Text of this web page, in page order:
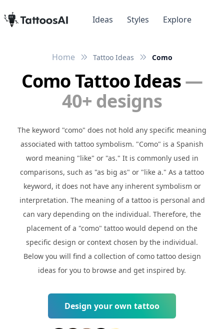
Ideas Styles Explore
Home Tattoo Ideas Como
Como Tattoo Ideas—
40+ designs
The keyword "como" does not hold any specific meaning
associated with tattoo symbolism. "Como" is a Spanish
word meaning "like" or "as." It is commonly used in
comparisons, such as "as big as" or "like a." As a tattoo
keyword, it does not have any inherent symbolism or
interpretation. The meaning of a tattoo is personal and
can vary depending on the individual. Therefore, the
placement of a "como" tattoo would depend on the
specific design or context chosen by the individual.
Below you will find a collection of como tattoo design
ideas for you to browse and get inspired by.
Design your own tattoo